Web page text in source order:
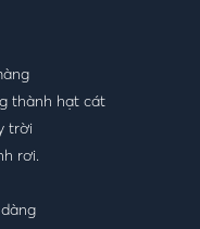
thành hạt cát
trời
rơi.